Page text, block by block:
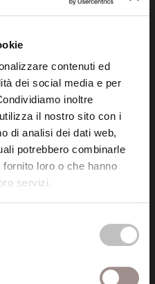
contenuti ed
dei social media e per
inoltre
il nostro sito con i
di analisi dei dati web,
potrebbero combinarle
loro o che hanno
servizi.
San Carlo
5
(MO)